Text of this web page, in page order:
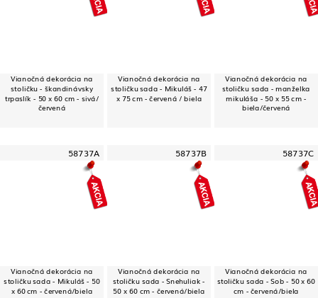
Vianočná dekorácia na
stoličku - škandinávsky
trpaslík - 50 x 60 cm - sivá/
červená
Vianočná dekorácia na
stoličku sada - Mikuláš - 47
x 75 cm - červená / biela
Vianočná dekorácia na
stoličku sada - manželka
mikuláša - 50 x 55 cm -
biela/červená
58737A
Vianočná dekorácia na
stoličku sada - Mikuláš - 50
x 60 cm - červená/biela
58737B
Vianočná dekorácia na
stoličku sada - Snehuliak -
50 x 60 cm - červená/biela
58737C
Vianočná dekorácia na
stoličku sada - Sob - 50 x 60
cm - červená/biela